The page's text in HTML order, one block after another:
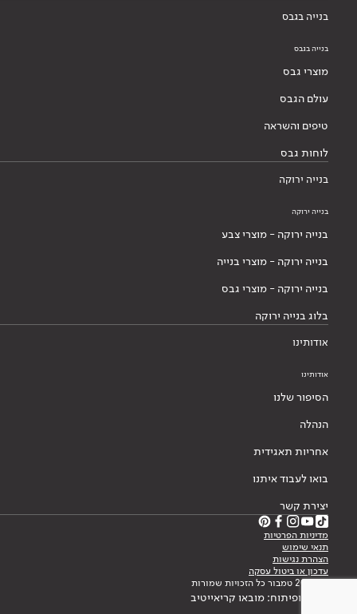
בנייה בגבס
בנייה בגבס
מוצרי גבס
עולם הגבס
טיפים והשראה
לוחות גבס
בנייה ירוקה
בנייה ירוקה
בנייה ירוקה - מוצרי צבע
בנייה ירוקה - מוצרי בנייה
בנייה ירוקה - מוצרי גבס
בלוג בנייה ירוקה
אודותינו
אודותינו
הסיפור שלנו
הנהלה
אחריות תאגידית
בואו לעבוד איתנו
יצירת קשר
מדיניות הפרטיות
תנאי שימוש
הצהרת נגישות
עדכון או ביטול עסקה
© 2026 טמבור כל הזכויות שמורות
עיצוב ופיתוח: מובאו קריאייטיב